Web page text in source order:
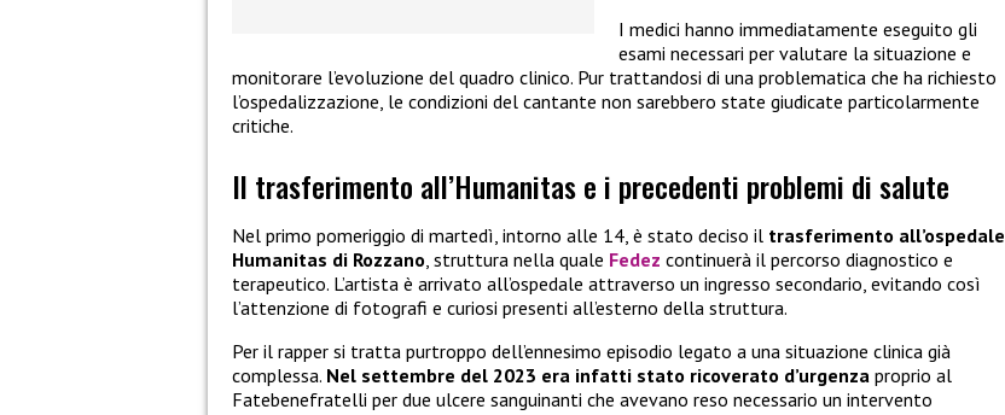
I medici hanno immediatamente eseguito gli
esami necessari per valutare la situazione e
monitorare l’evoluzione del quadro clinico. Pur trattandosi di una problematica che ha richiesto
l’ospedalizzazione, le condizioni del cantante non sarebbero state giudicate particolarmente
critiche.
Il trasferimento all’Humanitas e i precedenti problemi di salute
Nel primo pomeriggio di martedì, intorno alle 14, è stato deciso il trasferimento all’ospedale
Humanitas di Rozzano, struttura nella quale Fedez continuerà il percorso diagnostico e
terapeutico. L’artista è arrivato all’ospedale attraverso un ingresso secondario, evitando così
l’attenzione di fotografi e curiosi presenti all’esterno della struttura.
Per il rapper si tratta purtroppo dell’ennesimo episodio legato a una situazione clinica già
complessa. Nel settembre del 2023 era infatti stato ricoverato d’urgenza proprio al
Fatebenefratelli per due ulcere sanguinanti che avevano reso necessario un intervento